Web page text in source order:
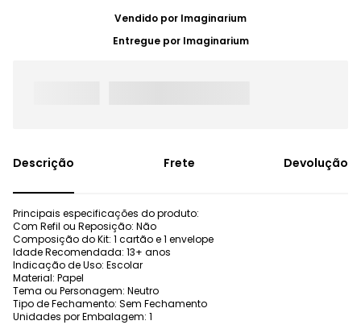
Vendido por Imaginarium
Entregue por Imaginarium
Frete Devolução
Principais especificações do produto:
Com Refil ou Reposição: Não
Composição do Kit: 1 cartão e 1 envelope
Idade Recomendada: 13+ anos
Indicação de Uso: Escolar
Material: Papel
Tema ou Personagem: Neutro
Tipo de Fechamento: Sem Fechamento
Unidades por Embalagem: 1